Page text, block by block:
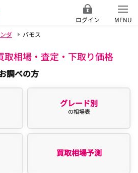
ログイン
MENU
ダ バモス
取相場・査定・下取り価格
調べの方
グレード別
の相場表
買取相場予測